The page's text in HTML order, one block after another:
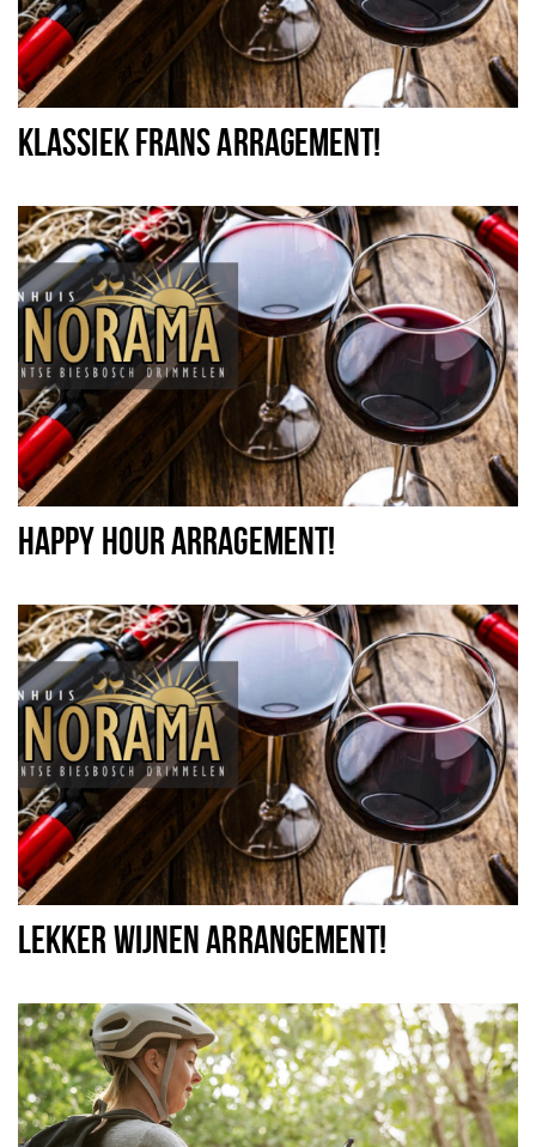
KLASSIEK FRANS ARRAGEMENT!
HAPPY HOUR ARRAGEMENT!
LEKKER WIJNEN ARRANGEMENT!